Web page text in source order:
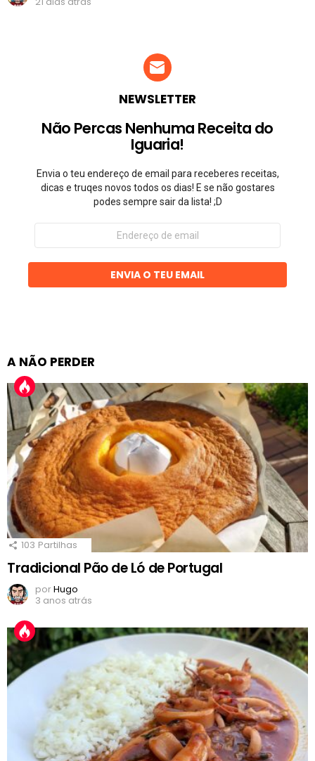
NEWSLETTER
Não Percas Nenhuma Receita do
Iguaria!
Envia o teu endereço de email para receberes receitas,
dicas e truqes novos todos os dias! E se não gostares
podes sempre sair da lista! ;D
Endereço
email
ENVIA O TEU EMAIL
A NÃO PERDER
103 Partilhas
Tradicional Pão de Ló de Portugal
porHugo
3 anos atrás